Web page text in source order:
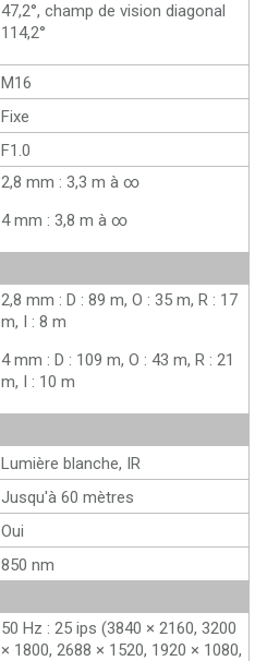
47,2°, champ de vision diagonal
114,2°
M16
Fixe
F1.0
2,8 mm : 3,3 m à ∞
4 mm : 3,8 m à ∞
2,8 mm : D : 89 m, O : 35 m, R : 17
m, I : 8 m
4 mm : D : 109 m, O : 43 m, R : 21
m, I : 10 m
Lumière blanche, IR
Jusqu'à 60 mètres
Oui
850 nm
50 Hz : 25 ips (3840 × 2160, 3200
× 1800, 2688 × 1520, 1920 × 1080,